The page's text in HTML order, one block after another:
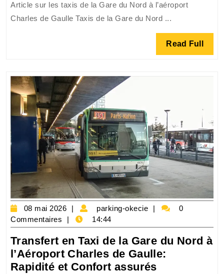
entre
la
Gare
de
Gaulle
:
un
trajet
pratique
et
rapide
Article sur les taxis de la Gare du Nord à l’aéroport
Charles de Gaulle Taxis de la Gare du Nord ...
Read Full
Full
08 mai 2026
08
mai
2026
parking-okecie
parking-
0
Commentaires
14:44
Transfert en Taxi de la Gare du Nord à
l’Aéroport Charles de Gaulle:
Rapidité et Confort assurésTransfert